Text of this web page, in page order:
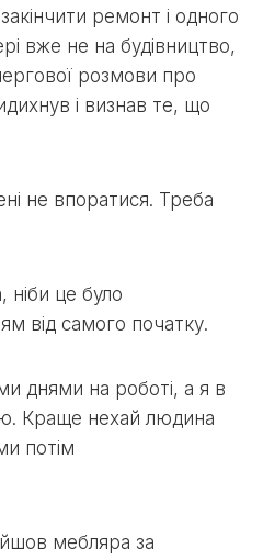
ремонт і одного
вже не на будівництво,
розмови про
і визнав те, що
не впоратися. Треба
ніби це було
від самого початку.
днями на роботі, а я в
Краще нехай людина
потім
мебляра за